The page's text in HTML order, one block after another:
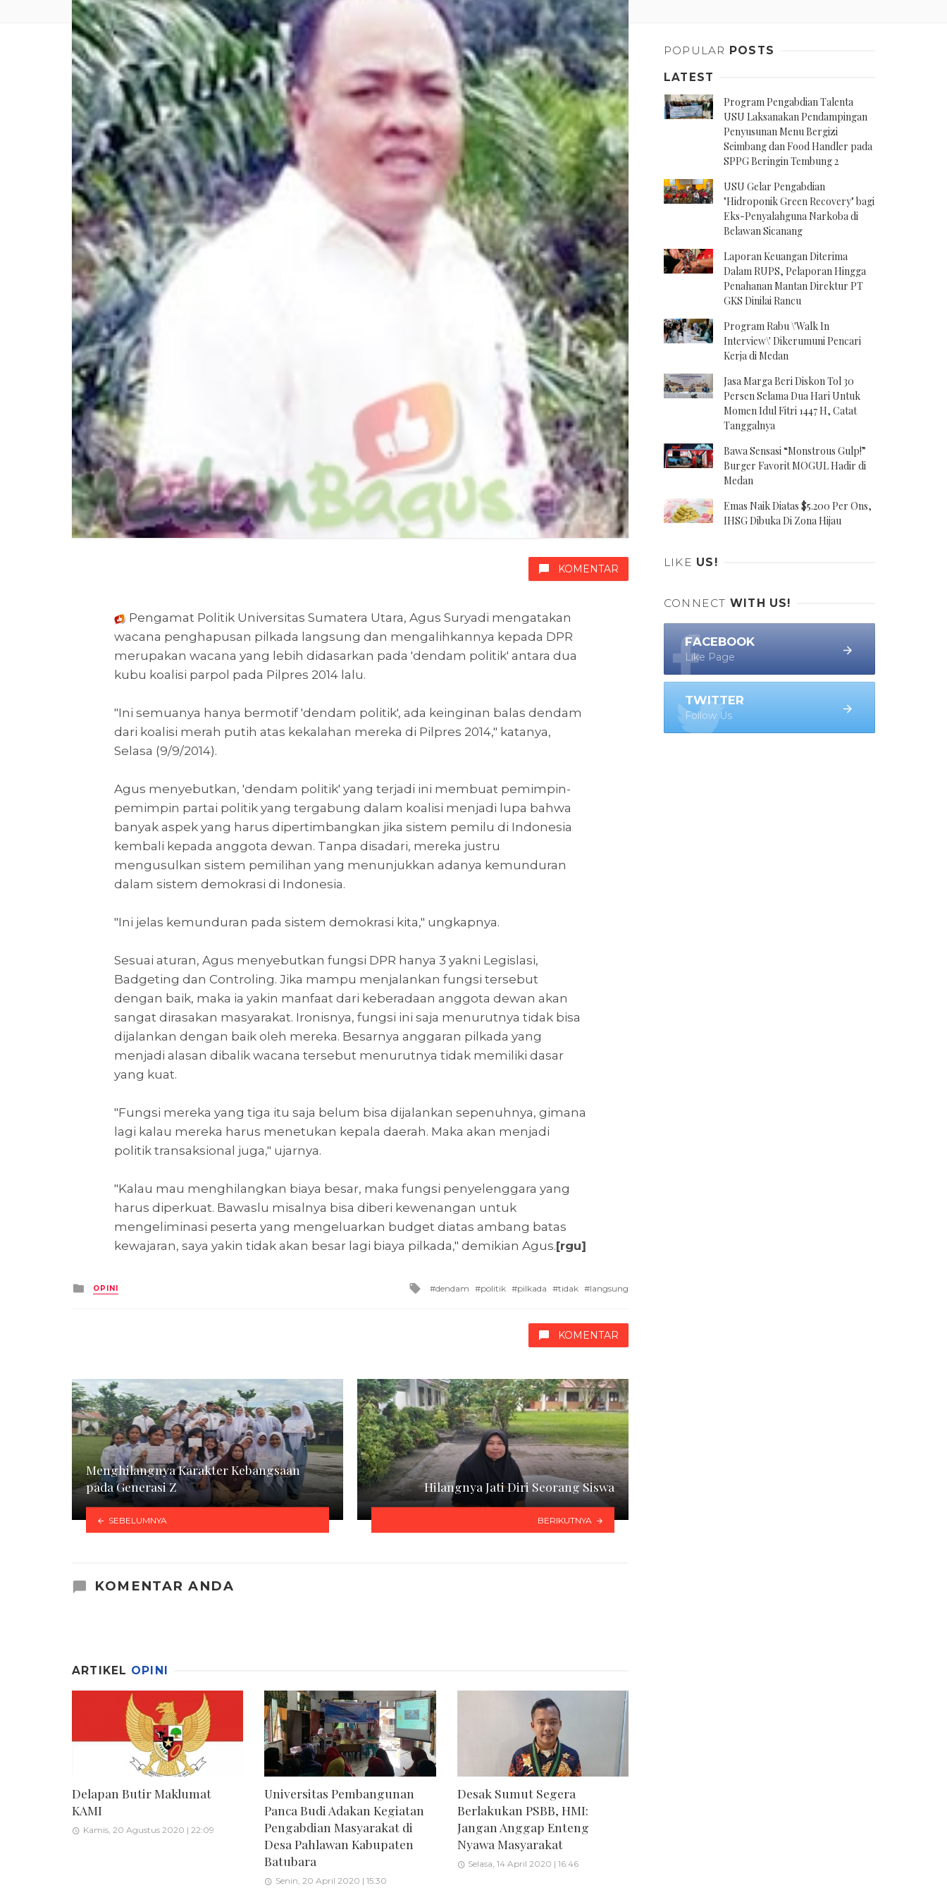
KOMENTAR
Pengamat Politik Universitas Sumatera Utara, Agus Suryadi mengatakan
wacana penghapusan pilkada langsung dan mengalihkannya kepada DPR
merupakan wacana yang lebih didasarkan pada 'dendam politik' antara dua
kubu koalisi parpol pada Pilpres 2014 lalu.
"Ini semuanya hanya bermotif 'dendam politik', ada keinginan balas dendam
dari koalisi merah putih atas kekalahan mereka di Pilpres 2014," katanya,
Selasa (9/9/2014).
Agus menyebutkan, 'dendam politik' yang terjadi ini membuat pemimpin-
pemimpin partai politik yang tergabung dalam koalisi menjadi lupa bahwa
banyak aspek yang harus dipertimbangkan jika sistem pemilu di Indonesia
kembali kepada anggota dewan. Tanpa disadari, mereka justru
mengusulkan sistem pemilihan yang menunjukkan adanya kemunduran
dalam sistem demokrasi di Indonesia.
"Ini jelas kemunduran pada sistem demokrasi kita," ungkapnya.
Sesuai aturan, Agus menyebutkan fungsi DPR hanya 3 yakni Legislasi,
Badgeting dan Controling. Jika mampu menjalankan fungsi tersebut
dengan baik, maka ia yakin manfaat dari keberadaan anggota dewan akan
sangat dirasakan masyarakat. Ironisnya, fungsi ini saja menurutnya tidak bisa
dijalankan dengan baik oleh mereka. Besarnya anggaran pilkada yang
menjadi alasan dibalik wacana tersebut menurutnya tidak memiliki dasar
yang kuat.
"Fungsi mereka yang tiga itu saja belum bisa dijalankan sepenuhnya, gimana
lagi kalau mereka harus menetukan kepala daerah. Maka akan menjadi
politik transaksional juga," ujarnya.
"Kalau mau menghilangkan biaya besar, maka fungsi penyelenggara yang
harus diperkuat. Bawaslu misalnya bisa diberi kewenangan untuk
mengeliminasi peserta yang mengeluarkan budget diatas ambang batas
kewajaran, saya yakin tidak akan besar lagi biaya pilkada," demikian Agus.[rgu]
Posted
in
OPINI
Tagged
dendam politik pilkada tidak langsung
KOMENTAR
Menghilangnya Karakter Kebangsaan
pada Generasi Z
SEBELUMNYA
Hilangnya Jati Diri Seorang Siswa
BERIKUTNYA
KOMENTAR ANDA
ARTIKEL OPINI
Delapan Butir Maklumat
KAMI
Kamis, 20 Agustus 2020 | 22:09
Universitas Pembangunan
Panca Budi Adakan Kegiatan
Pengabdian Masyarakat di
Desa Pahlawan Kabupaten
Batubara
Senin, 20 April 2020 | 15:30
Desak Sumut Segera
Berlakukan PSBB, HMI:
Jangan Anggap Enteng
Nyawa Masyarakat
Selasa, 14 April 2020 | 16:46
POPULAR POSTS
LATEST
Program Pengabdian Talenta
USU Laksanakan Pendampingan
Penyusunan Menu Bergizi
Seimbang dan Food Handler pada
SPPG Beringin Tembung 2
USU Gelar Pengabdian
"Hidroponik Green Recovery" bagi
Eks-Penyalahguna Narkoba di
Belawan Sicanang
Laporan Keuangan Diterima
Dalam RUPS, Pelaporan Hingga
Penahanan Mantan Direktur PT
GKS Dinilai Rancu
Program Rabu \'Walk In
Interview\' Dikerumuni Pencari
Kerja di Medan
Jasa Marga Beri Diskon Tol 30
Persen Selama Dua Hari Untuk
Momen Idul Fitri 1447 H, Catat
Tanggalnya
Bawa Sensasi “Monstrous Gulp!”
Burger Favorit MOGUL Hadir di
Medan
Emas Naik Diatas $5.200 Per Ons,
IHSG Dibuka Di Zona Hijau
LIKE US!
CONNECT WITH US!
FACEBOOK
Like Page
TWITTER
Follow Us